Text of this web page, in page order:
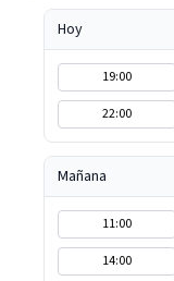
Hoy
19:00
22:00
Mañana
11:00
14:00